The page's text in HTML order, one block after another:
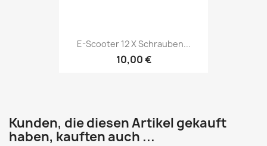
E-Scooter 12 X Schrauben...
10,00 €
Kunden, die diesen Artikel gekauft
haben, kauften auch ...